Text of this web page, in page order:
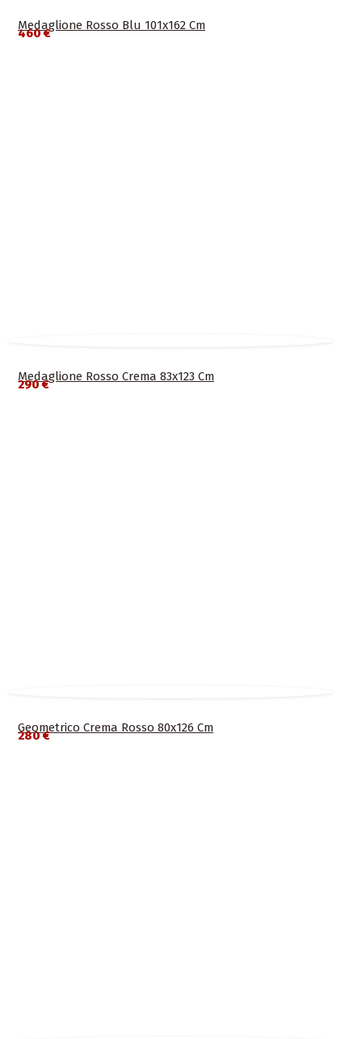
Medaglione Rosso Blu 101x162 Cm
460 €
Medaglione Rosso Crema 83x123 Cm
290 €
Geometrico Crema Rosso 80x126 Cm
280 €